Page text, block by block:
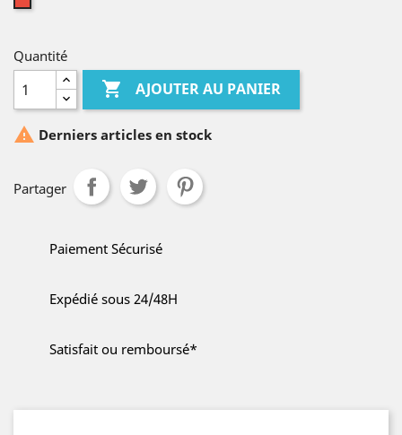
Quantité
 AJOUTER AU PANIER
 Derniers articles en stock
Partager
Paiement Sécurisé
Expédié sous 24/48H
Satisfait ou remboursé*